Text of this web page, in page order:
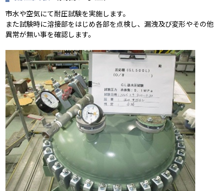
市水や空気にて耐圧試験を実施します。
また試験時に溶接部をはじめ各部を点検し、漏洩及び変形やその他
異常が無い事を確認します。